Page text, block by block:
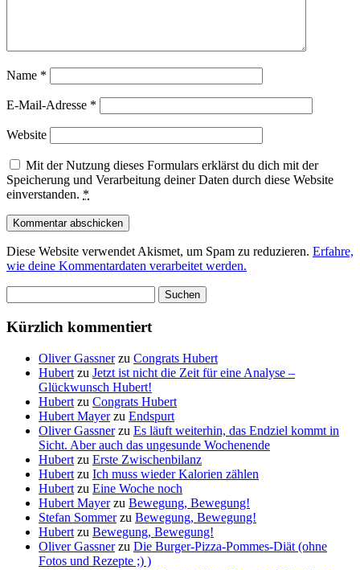
Name *
E-Mail-Adresse *
Website
Mit der Nutzung dieses Formulars erklärst du dich mit der
Speicherung und Verarbeitung deiner Daten durch diese Website
einverstanden. *
Diese Website verwendet Akismet, um Spam zu reduzieren. Erfahre,
wie deine Kommentardaten verarbeitet werden.
nach:
Kürzlich kommentiert
Oliver Gassnerzu Congrats Hubert
Hubert zu Jetzt ist nicht die Zeit für eine Analyse –
Glückwunsch Hubert!
Hubert zu Congrats Hubert
Hubert Mayerzu Endspurt
Oliver Gassnerzu Es läuft weiterhin, das Endziel kommt in
Sicht. Aber auch das ungesunde Wochenende
Hubert zu Erste Zwischenbilanz
Hubert zu Ich muss wieder Kalorien zählen
Hubert zu Eine Woche noch
Hubert Mayerzu Bewegung, Bewegung!
Stefan Sommerzu Bewegung, Bewegung!
Hubert zu Bewegung, Bewegung!
Oliver Gassnerzu Die Burger-Pizza-Pommes-Diät (ohne
Fotos und Rezepte ;) )